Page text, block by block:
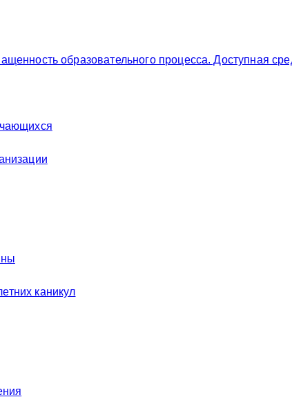
образовательного процесса. Доступная
каникул